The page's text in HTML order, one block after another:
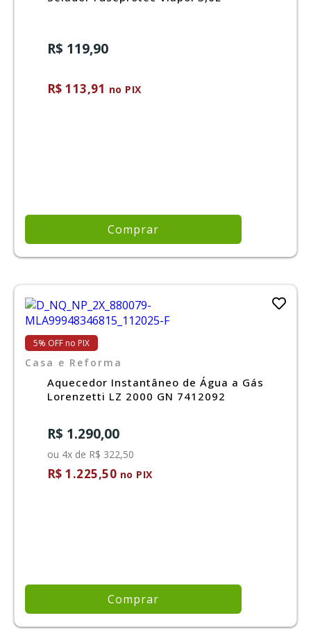
R$ 119,90
R$ 113,91 no PIX
Comprar
5% OFF no PIX
Casa e Reforma
Aquecedor Instantâneo de Água a Gás
Lorenzetti LZ 2000 GN 7412092
R$ 1.290,00
ou 4x de R$ 322,50
R$ 1.225,50 no PIX
Comprar